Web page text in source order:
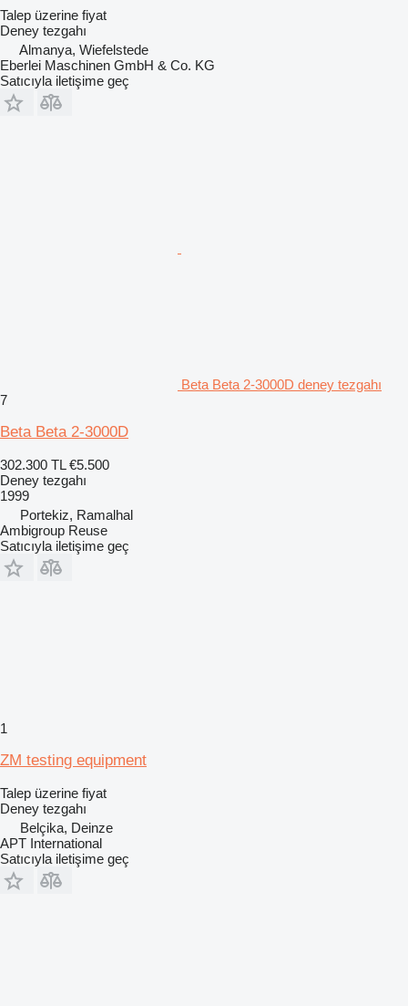
Talep üzerine fiyat
Deney tezgahı
Almanya, Wiefelstede
Eberlei Maschinen GmbH & Co. KG
Satıcıyla iletişime geç
Beta Beta 2-3000D deney tezgahı
7
Beta Beta 2-3000D
302.300 TL €5.500
Deney tezgahı
1999
Portekiz, Ramalhal
Ambigroup Reuse
Satıcıyla iletişime geç
1
ZM testing equipment
Talep üzerine fiyat
Deney tezgahı
Belçika, Deinze
APT International
Satıcıyla iletişime geç